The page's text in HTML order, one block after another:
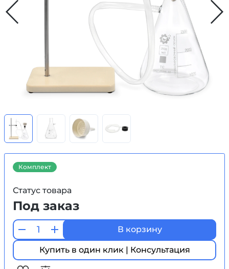
Комплект
Статус товара
Под заказ
В корзину
Купить в один клик | Консультация